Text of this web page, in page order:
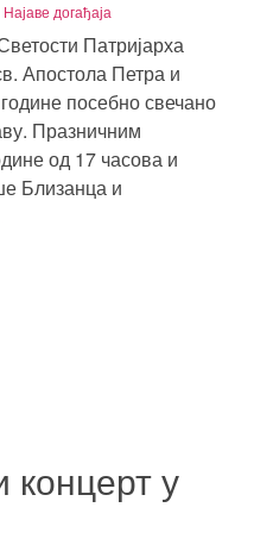
Најаве догађаја
Патријарха
Апостола Петра и
посебно свечано
Празничним
од 17 часова и
Близанца и
концерт у